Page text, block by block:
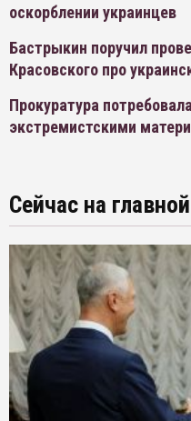
оскорблении украинцев
Бастрыкин поручил
Красовского про
Прокуратура
экстремистскими
Сейчас на главной